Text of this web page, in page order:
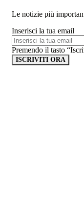
Le notizie più
Inserisci la tua email
Premendo il tasto
ISCRIVITI ORA